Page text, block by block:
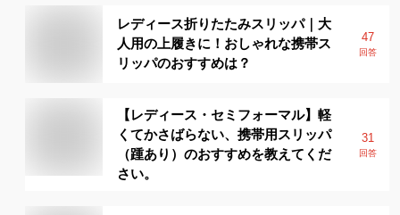
レディース折りたたみスリッパ｜大
人用の上履きに！おしゃれな携帯ス
リッパのおすすめは？
47
回答
【レディース・セミフォーマル】軽
くてかさばらない、携帯用スリッパ
（踵あり）のおすすめを教えてくだ
さい。
31
回答